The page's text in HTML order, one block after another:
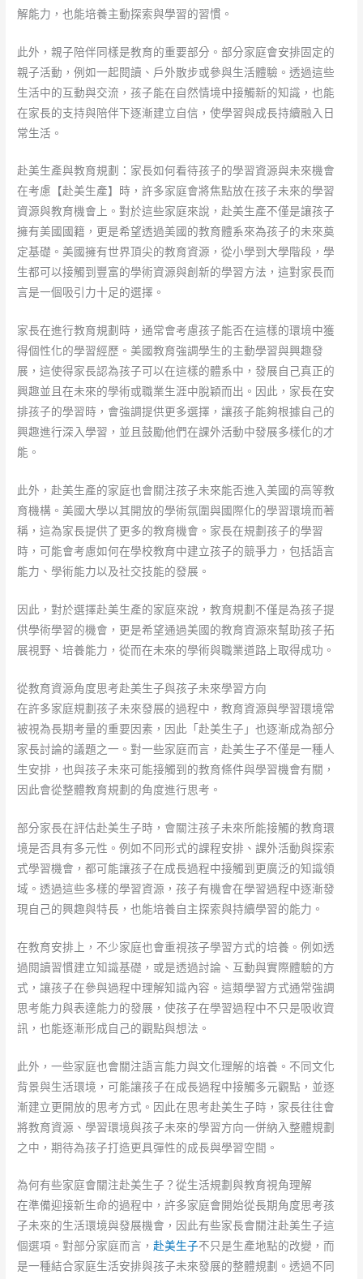
解能力，也能培養主動探索與學習的習慣。
此外，親子陪伴同樣是教育的重要部分。部分家庭會安排固定的
親子活動，例如一起閱讀、戶外散步或參與生活體驗。透過這些
生活中的互動與交流，孩子能在自然情境中接觸新的知識，也能
在家長的支持與陪伴下逐漸建立自信，使學習與成長持續融入日
常生活。
赴美生產與教育規劃：家長如何看待孩子的學習資源與未來機會
在考慮【赴美生產】時，許多家庭會將焦點放在孩子未來的學習
資源與教育機會上。對於這些家庭來說，赴美生產不僅是讓孩子
擁有美國國籍，更是希望透過美國的教育體系來為孩子的未來奠
定基礎。美國擁有世界頂尖的教育資源，從小學到大學階段，學
生都可以接觸到豐富的學術資源與創新的學習方法，這對家長而
言是一個吸引力十足的選擇。
家長在進行教育規劃時，通常會考慮孩子能否在這樣的環境中獲
得個性化的學習經歷。美國教育強調學生的主動學習與興趣發
展，這使得家長認為孩子可以在這樣的體系中，發展自己真正的
興趣並且在未來的學術或職業生涯中脫穎而出。因此，家長在安
排孩子的學習時，會強調提供更多選擇，讓孩子能夠根據自己的
興趣進行深入學習，並且鼓勵他們在課外活動中發展多樣化的才
能。
此外，赴美生產的家庭也會關注孩子未來能否進入美國的高等教
育機構。美國大學以其開放的學術氛圍與國際化的學習環境而著
稱，這為家長提供了更多的教育機會。家長在規劃孩子的學習
時，可能會考慮如何在學校教育中建立孩子的競爭力，包括語言
能力、學術能力以及社交技能的發展。
因此，對於選擇赴美生產的家庭來說，教育規劃不僅是為孩子提
供學術學習的機會，更是希望通過美國的教育資源來幫助孩子拓
展視野、培養能力，從而在未來的學術與職業道路上取得成功。
從教育資源角度思考赴美生子與孩子未來學習方向
在許多家庭規劃孩子未來發展的過程中，教育資源與學習環境常
被視為長期考量的重要因素，因此「赴美生子」也逐漸成為部分
家長討論的議題之一。對一些家庭而言，赴美生子不僅是一種人
生安排，也與孩子未來可能接觸到的教育條件與學習機會有關，
因此會從整體教育規劃的角度進行思考。
部分家長在評估赴美生子時，會關注孩子未來所能接觸的教育環
境是否具有多元性。例如不同形式的課程安排、課外活動與探索
式學習機會，都可能讓孩子在成長過程中接觸到更廣泛的知識領
域。透過這些多樣的學習資源，孩子有機會在學習過程中逐漸發
現自己的興趣與特長，也能培養自主探索與持續學習的能力。
在教育安排上，不少家庭也會重視孩子學習方式的培養。例如透
過閱讀習慣建立知識基礎，或是透過討論、互動與實際體驗的方
式，讓孩子在參與過程中理解知識內容。這類學習方式通常強調
思考能力與表達能力的發展，使孩子在學習過程中不只是吸收資
訊，也能逐漸形成自己的觀點與想法。
此外，一些家庭也會關注語言能力與文化理解的培養。不同文化
背景與生活環境，可能讓孩子在成長過程中接觸多元觀點，並逐
漸建立更開放的思考方式。因此在思考赴美生子時，家長往往會
將教育資源、學習環境與孩子未來的學習方向一併納入整體規劃
之中，期待為孩子打造更具彈性的成長與學習空間。
為何有些家庭會關注赴美生子？從生活規劃與教育視角理解
在準備迎接新生命的過程中，許多家庭會開始從長期角度思考孩
子未來的生活環境與發展機會，因此有些家長會關注赴美生子這
個選項。對部分家庭而言，赴美生子不只是生產地點的改變，而
是一種結合家庭生活安排與孩子未來發展的整體規劃。透過不同